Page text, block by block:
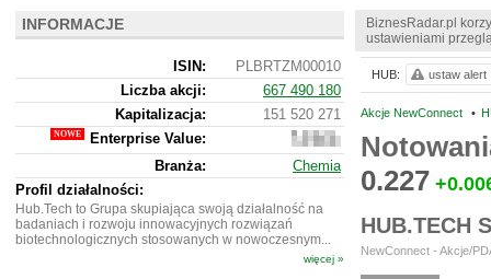
BiznesRadar.pl
ustawieniami
Akcje NewConnect •
0.227
HUB.TECH
NewConnect - Akcje/
HUB: ustaw alert
INFORMACJE
ISIN:
PLBRTZM00010
Liczba akcji:
667 490 180
Kapitalizacja:
151 520 271
Enterprise Value:
119
271
271
Branża:
Chemia
Profil działalności:
Hub.Tech to Grupa skupiająca swoją działalność na
badaniach i rozwoju innowacyjnych rozwiązań
biotechnologicznych stosowanych w nowoczesnym...
więcej »